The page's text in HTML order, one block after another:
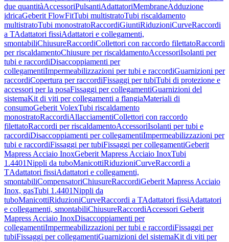
due quantitàAccessoriPulsantiAdattatoriMembraneAdduzione
idricaGeberit FlowFitTubi multistratoTubi riscaldamento
multistratoTubi monostratoRaccordiGiuntiRiduzioniCurveRaccordi
a TAdattatori fissiAdattatori e collegamenti,
smontabiliChiusureRaccordiCollettori con raccordo filettatoRaccordi
per riscaldamentoChiusure per riscaldamentoAccessoriIsolanti per
tubi e raccordiDisaccoppiamenti per
collegamentiImpermeabilizzazioni per tubi e raccordiGuarnizioni per
raccordiCopertura per raccordiFissaggi per tubiTubi di protezione e
accessori per la posaFissaggi per collegamentiGuarnizioni del
sistemaKit di viti per collegamenti a flangiaMateriali di
consumoGeberit VolexTubi riscaldamento
monostratoRaccordiAllacciamentiCollettori con raccordo
filettatoRaccordi per riscaldamentoAccessoriIsolanti per tubi e
raccordiDisaccoppiamenti per collegamentiImpermeabilizzazioni per
tubi e raccordiFissaggi per tubiFissaggi per collegamentiGeberit
Mapress Acciaio InoxGeberit Mapress Acciaio InoxTubi
1.4401Nippli da tuboManicottiRiduzioniCurveRaccordi a
TAdattatori fissiAdattatori e collegamenti,
smontabiliCompensatoriChiusureRaccordiGeberit Mapress Acciaio
Inox, gasTubi 1.4401Nippli da
tuboManicottiRiduzioniCurveRaccordi a TAdattatori fissiAdattatori
e collegamenti, smontabiliChiusureRaccordiAccessori Geberit
Mapress Acciaio InoxDisaccoppiamenti per
collegamentiImpermeabilizzazioni per tubi e raccordiFissaggi per
tubiFissaggi per collegamentiGuarnizioni del sistemaKit di viti per